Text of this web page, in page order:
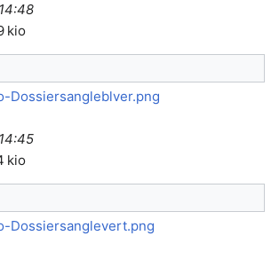
kio
Dossiersangleblver.png
kio
Dossiersanglevert.png